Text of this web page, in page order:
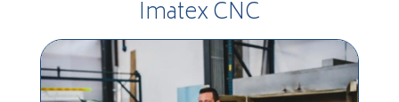
Imatex CNC